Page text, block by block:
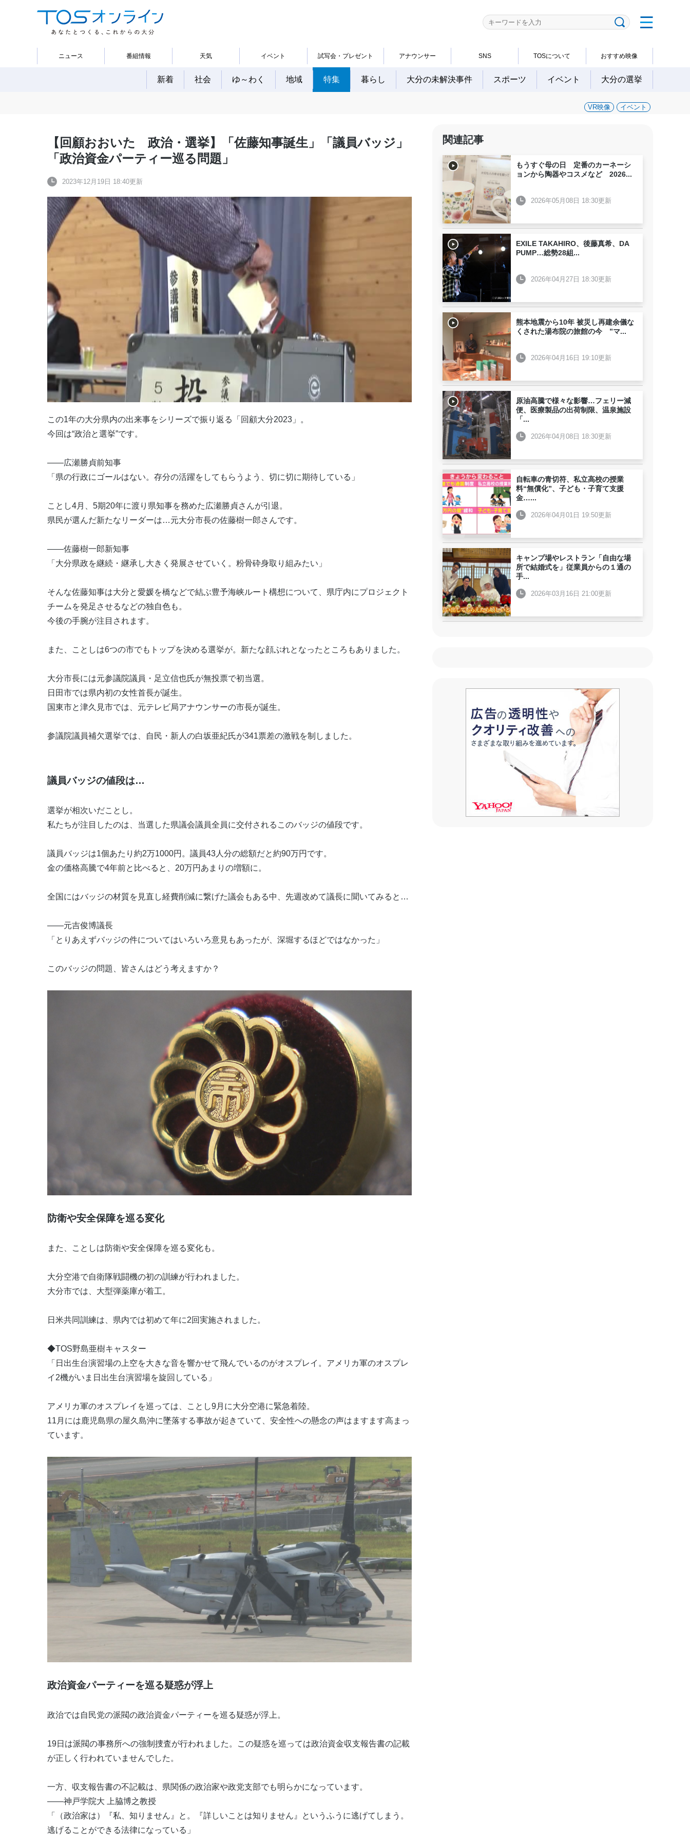
ニュース 番組情報 天気 イベント 試写会・プレゼント アナウンサー SNS TOSについて おすすめ映像
新着 社会 ゆ～わく 地域 特集 暮らし 大分の未解決事件 スポーツ イベント 大分の選挙
VR映像 イベント
【回顧おおいた 政治・選挙】「佐藤知事誕生」「議員バッジ」
「政治資金パーティー巡る問題」
2023年12月19日 18:40更新
この1年の大分県内の出来事をシリーズで振り返る「回顧大分2023」。
今回は“政治と選挙”です。
――広瀬勝貞前知事
「県の行政にゴールはない。存分の活躍をしてもらうよう、切に切に期待している」
ことし4月、5期20年に渡り県知事を務めた広瀬勝貞さんが引退。
県民が選んだ新たなリーダーは…元大分市長の佐藤樹一郎さんです。
――佐藤樹一郎新知事
「大分県政を継続・継承し大きく発展させていく。粉骨砕身取り組みたい」
そんな佐藤知事は大分と愛媛を橋などで結ぶ豊予海峡ルート構想について、県庁内にプロジェクト
チームを発足させるなどの独自色も。
今後の手腕が注目されます。
また、ことしは6つの市でもトップを決める選挙が。新たな顔ぶれとなったところもありました。
大分市長には元参議院議員・足立信也氏が無投票で初当選。
日田市では県内初の女性首長が誕生。
国東市と津久見市では、元テレビ局アナウンサーの市長が誕生。
参議院議員補欠選挙では、自民・新人の白坂亜紀氏が341票差の激戦を制しました。
議員バッジの値段は…
選挙が相次いだことし。
私たちが注目したのは、当選した県議会議員全員に交付されるこのバッジの値段です。
議員バッジは1個あたり約2万1000円。議員43人分の総額だと約90万円です。
金の価格高騰で4年前と比べると、20万円あまりの増額に。
全国にはバッジの材質を見直し経費削減に繋げた議会もある中、先週改めて議長に聞いてみると…
――元吉俊博議長
「とりあえずバッジの件についてはいろいろ意見もあったが、深堀するほどではなかった」
このバッジの問題、皆さんはどう考えますか？
防衛や安全保障を巡る変化
また、ことしは防衛や安全保障を巡る変化も。
大分空港で自衛隊戦闘機の初の訓練が行われました。
大分市では、大型弾薬庫が着工。
日米共同訓練は、県内では初めて年に2回実施されました。
◆TOS野島亜樹キャスター
「日出生台演習場の上空を大きな音を響かせて飛んでいるのがオスプレイ。アメリカ軍のオスプレ
イ2機がいま日出生台演習場を旋回している」
アメリカ軍のオスプレイを巡っては、ことし9月に大分空港に緊急着陸。
11月には鹿児島県の屋久島沖に墜落する事故が起きていて、安全性への懸念の声はますます高まっ
ています。
政治資金パーティーを巡る疑惑が浮上
政治では自民党の派閥の政治資金パーティーを巡る疑惑が浮上。
19日は派閥の事務所への強制捜査が行われました。この疑惑を巡っては政治資金収支報告書の記載
が正しく行われていませんでした。
一方、収支報告書の不記載は、県関係の政治家や政党支部でも明らかになっています。
――神戸学院大 上脇博之教授
「（政治家は）『私、知りません』と。『詳しいことは知りません』というふうに逃げてしまう。
逃げることができる法律になっている」
関連記事
もうすぐ母の日 定番のカーネーシ
ョンから陶器やコスメなど 2026...
2026年05月08日 18:30更新
EXILE TAKAHIRO、後藤真希、DA
PUMP…総勢28組 ...
2026年04月27日 18:30更新
熊本地震から10年 被災し再建余儀な
くされた湯布院の旅館の今 ”マ...
2026年04月16日 19:10更新
原油高騰で様々な影響…フェリー減
便、医療製品の出荷制限、温泉施設
「...
2026年04月08日 18:30更新
自転車の青切符、私立高校の授業
料“無償化”、子ども・子育て支援
金…...
2026年04月01日 19:50更新
キャンプ場やレストラン「自由な場
所で結婚式を」従業員からの１通の
手...
2026年03月16日 21:00更新